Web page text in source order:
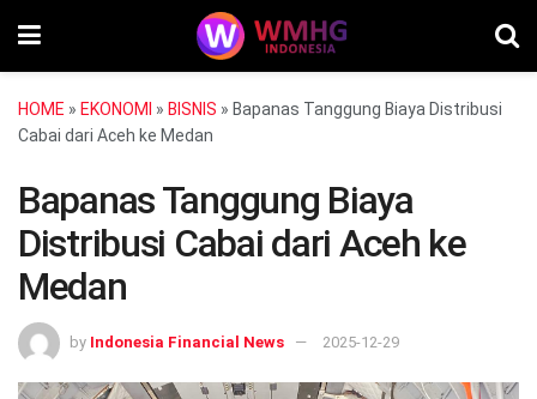
HOME » EKONOMI » BISNIS » Bapanas Tanggung Biaya Distribusi
Cabai dari Aceh ke Medan
Bapanas Tanggung Biaya
Distribusi Cabai dari Aceh ke
Medan
by Indonesia Financial News 2025-12-29